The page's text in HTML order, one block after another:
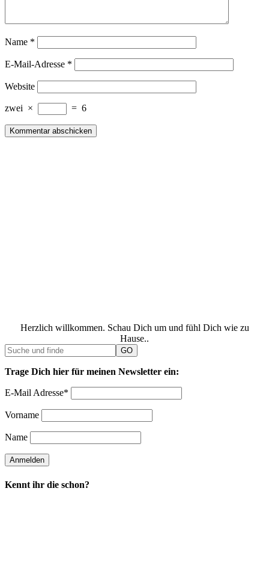
Name *
E-Mail-Adresse *
Website
zwei × = 6
Herzlich willkommen. Schau Dich um und fühl Dich wie zu
Hause..
Trage Dich hier für meinen Newsletter ein:
E-Mail Adresse*
Vorname
Name
Kennt ihr die schon?